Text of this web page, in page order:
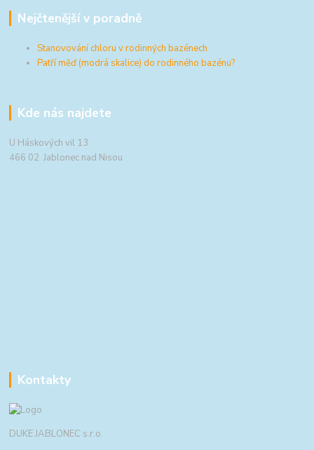
Nejčtenější v poradně
Stanovování chloru v rodinných bazénech
Patří měď (modrá skalice) do rodinného bazénu?
Kde nás najdete
U Háskových vil 13
466 02 Jablonec nad Nisou
Kontakty
DUKE JABLONEC s.r.o.